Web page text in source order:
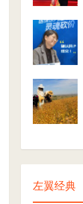
左翼经典